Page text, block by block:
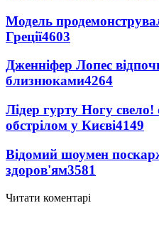
Модель
Греції4603
Дженніфер Лопес
близнюками4264
Лідер гурту Ногу свело!
обстрілом у Києві4149
Відомий шоумен
здоров'ям3581
Читати коментарі